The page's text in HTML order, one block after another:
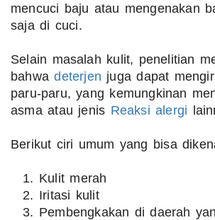
mencuci baju atau mengenakan
saja di cuci.
Selain masalah kulit, penelitian
bahwadeterjen juga dapat
paru-paru, yang kemungkinan
asma atau jenis Reaksi alergi
Berikut ciri umum yang bisa
Kulit merah
Iritasi kulit
Pembengkakan di daerah